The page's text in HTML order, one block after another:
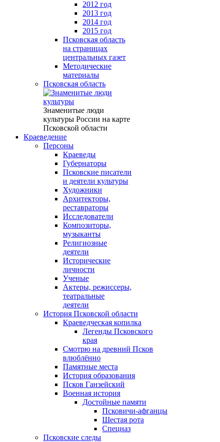
2012 год
2013 год
2014 год
2015 год
Псковская область
на страницах
центральных газет
Методические
материалы
Псковская область
Знаменитые люди
культуры России на карте
Псковской области
Краеведение
Персоны
Краеведы
Губернаторы
Псковские писатели
и деятели культуры
Художники
Архитекторы,
реставраторы
Исследователи
Композиторы,
музыканты
Религиозные
деятели
Исторические
личности
Ученые
Актеры, режиссеры,
театральные
деятели
История Псковской области
Краеведческая копилка
Легенды Псковского
края
Смотрю на древний Псков
влюблённо
Памятные места
История образования
Псков Ганзейский
Военная история
Достойные памяти
Псковичи-афганцы
Шестая рота
Спецназ
Псковские следы